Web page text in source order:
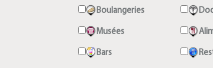
Boulangeries
Musées
Bars